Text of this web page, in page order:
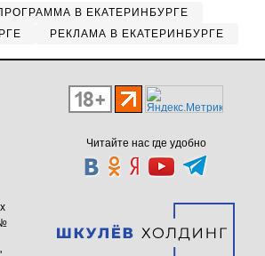
В ЕКАТЕРИНБУРГЕ
РЕКЛАМА В ЕКАТЕРИНБУРГЕ
Читайте нас где удобно